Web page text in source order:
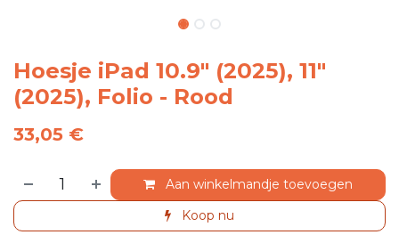
Hoesje iPad 10.9" (2025), 11"
(2025), Folio - Rood
33,05 €
Aan winkelmandje toevoegen
Koop nu